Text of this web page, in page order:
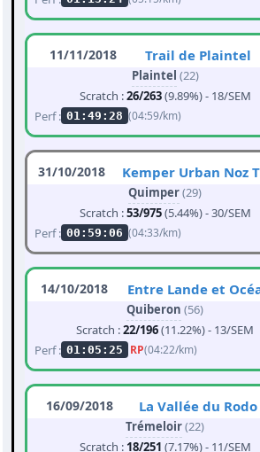
11/11/2018 Trail de Plaintel
Plaintel (22)
Scratch :26/263(9.89%) - 18/SEM
Perf : 01:49:28 (04:59/km)
31/10/2018 Kemper Urban Noz
Quimper(29)
Scratch :53/975(5.44%) - 30/SEM
Perf : 00:59:06 (04:33/km)
14/10/2018 Entre Lande et
Quiberon (56)
Scratch :22/196(11.22%) - 13/SEM
Perf : 01:05:25 RP(04:22/km)
16/09/2018 La Vallée du Rodo
Trémeloir(22)
Scratch : 18/251 (7.17%) - 11/SEM